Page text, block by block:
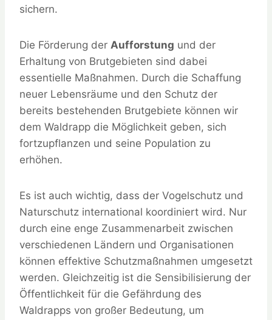
sichern.
Die Förderung der Aufforstung und der
Erhaltung von Brutgebieten sind dabei
essentielle Maßnahmen. Durch die Schaffung
neuer Lebensräume und den Schutz der
bereits bestehenden Brutgebiete können wir
dem Waldrapp die Möglichkeit geben, sich
fortzupflanzen und seine Population zu
erhöhen.
Es ist auch wichtig, dass der Vogelschutz und
Naturschutz international koordiniert wird. Nur
durch eine enge Zusammenarbeit zwischen
verschiedenen Ländern und Organisationen
können effektive Schutzmaßnahmen umgesetzt
werden. Gleichzeitig ist die Sensibilisierung der
Öffentlichkeit für die Gefährdung des
Waldrapps von großer Bedeutung, um